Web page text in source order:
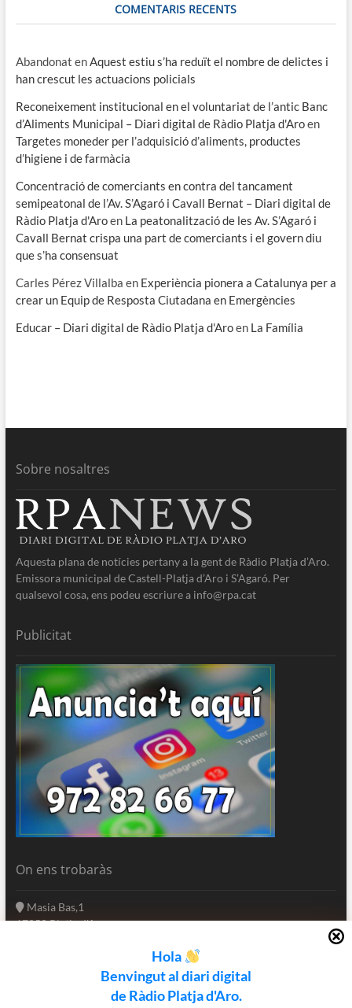
Hola
Benvingut al diari digital
de Ràdio Platja d'Aro.
COMENTARIS RECENTS
Abandonat enAquest estiu s’ha reduït el nombre de delictes i
han crescut les actuacions policials
Reconeixement institucional en el voluntariat de l’antic Banc
d’Aliments Municipal – Diari digital de Ràdio Platja d'Aroen
Targetes moneder per l’adquisició d’aliments, productes
d’higiene i de farmàcia
Concentració de comerciants en contra del tancament
semipeatonal de l’Av. S’Agaró i Cavall Bernat – Diari digital de
Ràdio Platja d'Aroen La peatonalització de les Av. S’Agaró i
Cavall Bernat crispa una part de comerciants i el govern diu
que s’ha consensuat
Carles Pérez Villalba en Experiència pionera a Catalunya per a
crear un Equip de Resposta Ciutadana en Emergències
Educar – Diari digital de Ràdio Platja d'Aroen La Família
Sobre nosaltres
Aquesta plana de notícies pertany a la gent de Ràdio Platja d’Aro.
Emissora municipal de Castell-Platja d’Aro i S’Agaró. Per
qualsevol cosa, ens podeu escriure a info@rpa.cat
Publicitat
On ens trobaràs
Masia Bas,1
17250 Platja d'Aro
informatius@rpa.cat